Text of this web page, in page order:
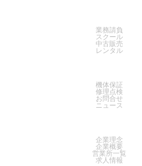
業務請負
スクール
中古販売
レンタル
機体保証
修理点検
お問合せ
ニュース
企業理念
企業概要
営業所一覧
求人情報